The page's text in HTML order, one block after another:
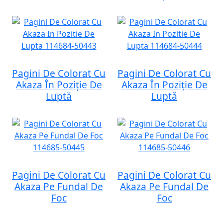
Pagini De Colorat Cu
Akaza În Poziție De
Luptă
Pagini De Colorat Cu
Akaza În Poziție De
Luptă
Pagini De Colorat Cu
Akaza Pe Fundal De
Foc
Pagini De Colorat Cu
Akaza Pe Fundal De
Foc